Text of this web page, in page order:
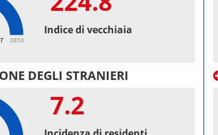
2850
Indice di vecchiaia
DEGLI STRANIERI
7.2